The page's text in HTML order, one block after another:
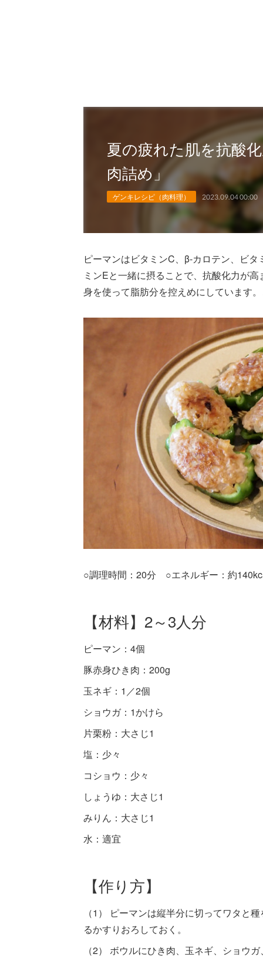
夏の疲れた肌を抗酸
肉詰め」
ゲンキレシピ（肉料理） 2023.09.04 00:00
ピーマンはビタミンC、β-カロテン、ビ
ミンEと一緒に摂ることで、抗酸化力が
身を使って脂肪分を控えめにしています
○調理時間：20分 ○エネルギー：約
【材料】2～3人分
ピーマン：4個
豚赤身ひき肉：200g
玉ネギ：1／2個
ショウガ：1かけら
片栗粉：大さじ1
塩：少々
コショウ：少々
しょうゆ：大さじ1
みりん：大さじ1
水：適宜
【作り方】
（1） ピーマンは縦半分に切ってワタと
るかすりおろしておく。
（2） ボウルにひき肉、玉ネギ、ショウ